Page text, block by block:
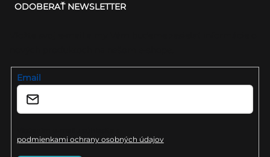
ODOBERAŤ NEWSLETTER
Email
podmienkami ochrany osobných údajov